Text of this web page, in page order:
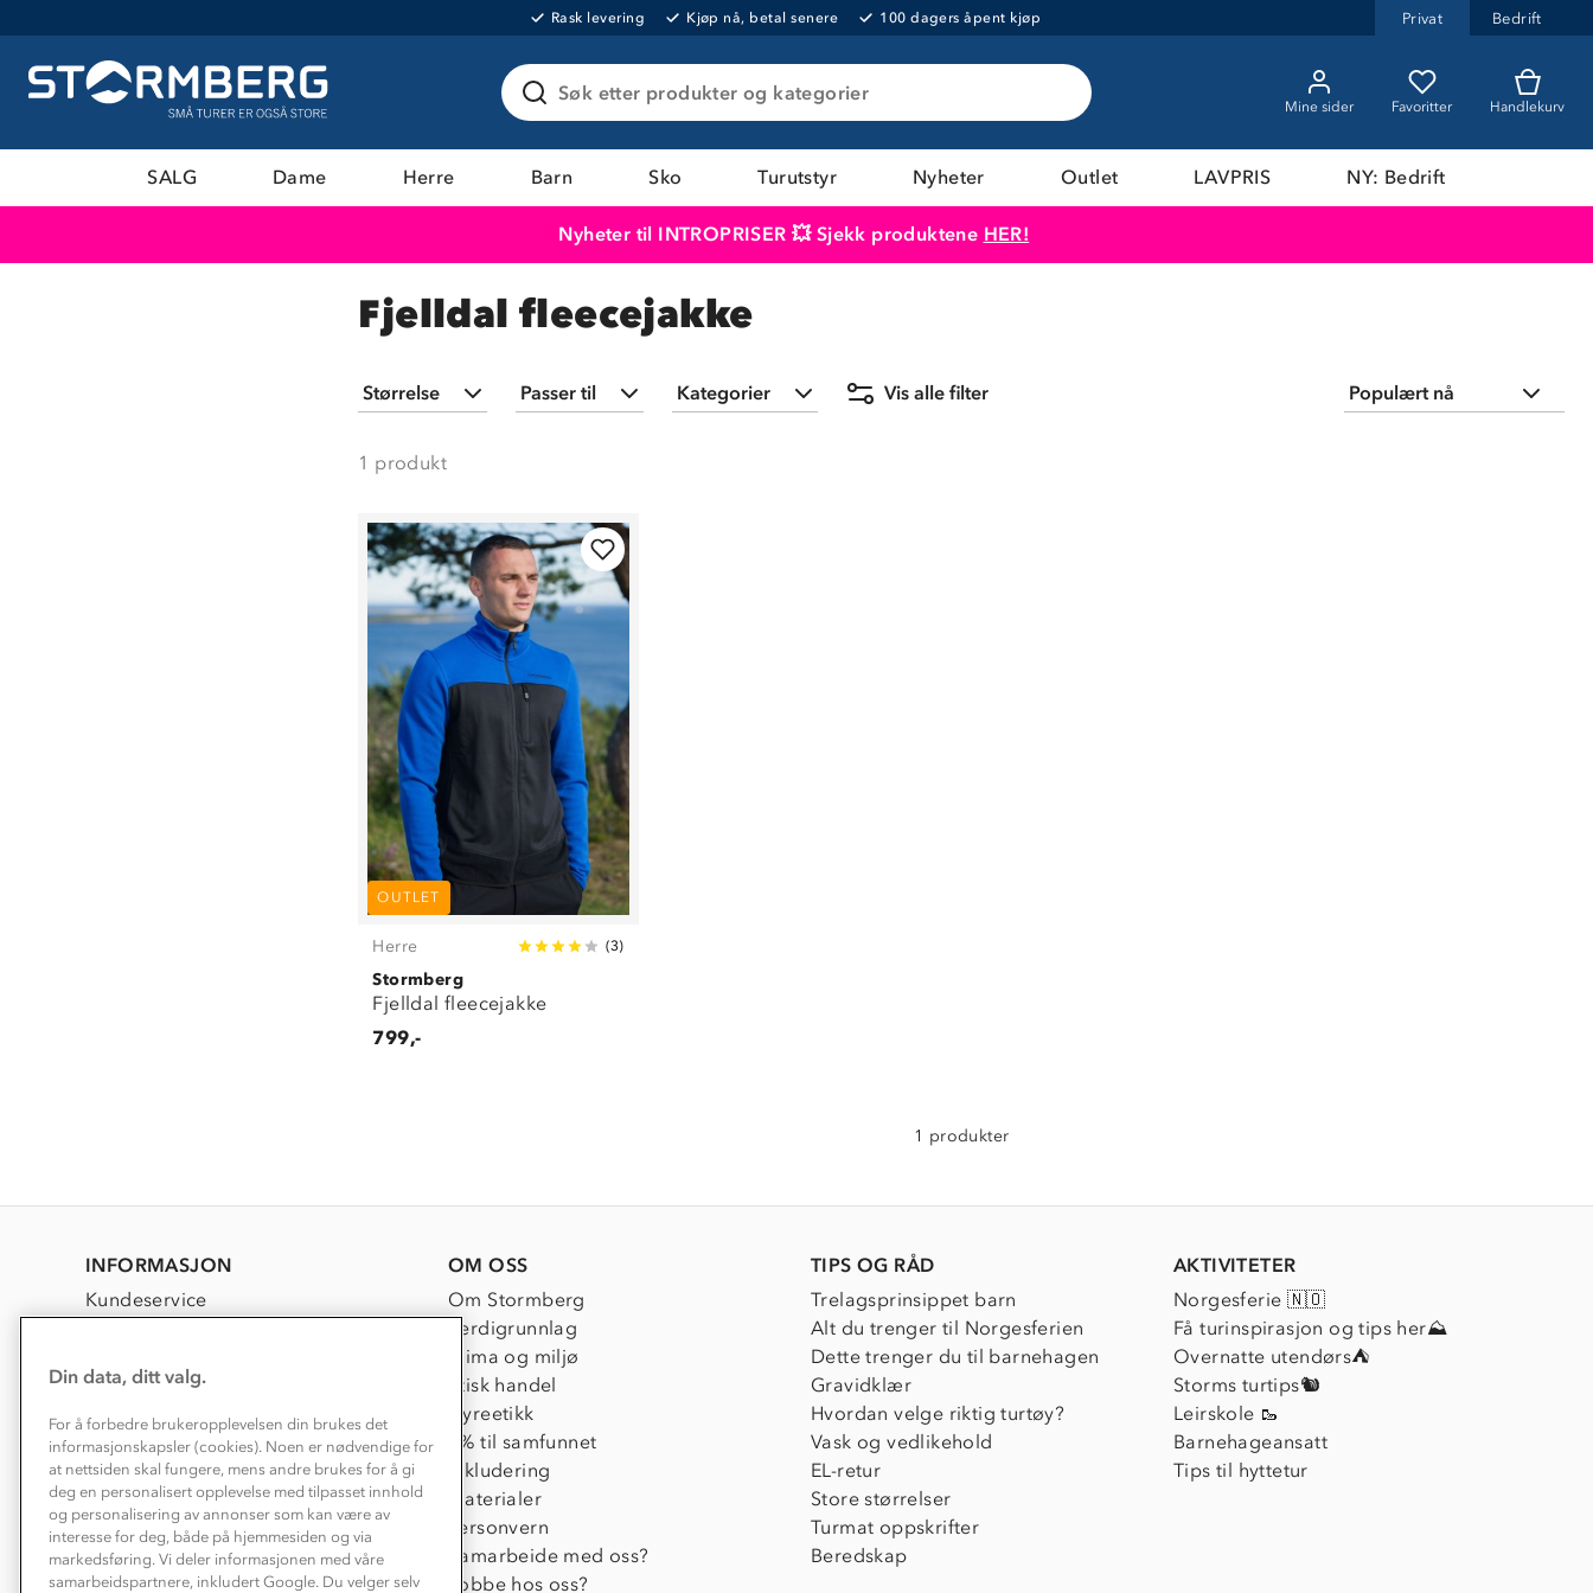
Rask levering Kjøp nå, betal senere 100 dagers åpent kjøp Privat Bedrift
Søk etter produkter og kategorier
Mine sider Favoritter Handlekurv
SALG Dame Herre Barn Sko Turutstyr Nyheter Outlet LAVPRIS NY: Bedrift
Nyheter til INTROPRISER 💥 Sjekk produktene HER!
Produktet er lagt i handlekurven
Fjelldal fleecejakke
Størrelse
S (1)
Passer til Kategorier Vis alle filter
1 produkt
OUTLET
Herre (3)
Stormberg
Fjelldal fleecejakke
799,-
1 produkter
INFORMASJON
Kundeservice
Kundeklubb
Våre butikker
Bedrift, barnehage og SFO
Presse
OM OSS
Om Stormberg
Verdigrunnlag
Klima og miljø
Etisk handel
Dyreetikk
1% til samfunnet
Inkludering
Materialer
Personvern
Samarbeide med oss?
Jobbe hos oss?
TIPS OG RÅD
Trelagsprinsippet barn
Alt du trenger til Norgesferien
Dette trenger du til barnehagen
Gravidklær
Hvordan velge riktig turtøy?
Vask og vedlikehold
EL-retur
Store størrelser
Turmat oppskrifter
Beredskap
AKTIVITETER
Norgesferie 🇳🇴
Få turinspirasjon og tips her⛰
Overnatte utendørs⛺
Storms turtips🐿️
Leirskole 🥾
Barnehageansatt
Tips til hyttetur
Din data, ditt valg.
For å forbedre brukeropplevelsen din brukes det
informasjonskapsler (cookies). Noen er nødvendige for
at nettsiden skal fungere, mens andre brukes for å gi
deg en personalisert opplevelse med tilpasset innhold
og personalisering av annonser som kan være av
interesse for deg, både på hjemmesiden og via
markedsføring. Vi deler informasjonen med våre
samarbeidspartnere, inkludert Google. Du velger selv